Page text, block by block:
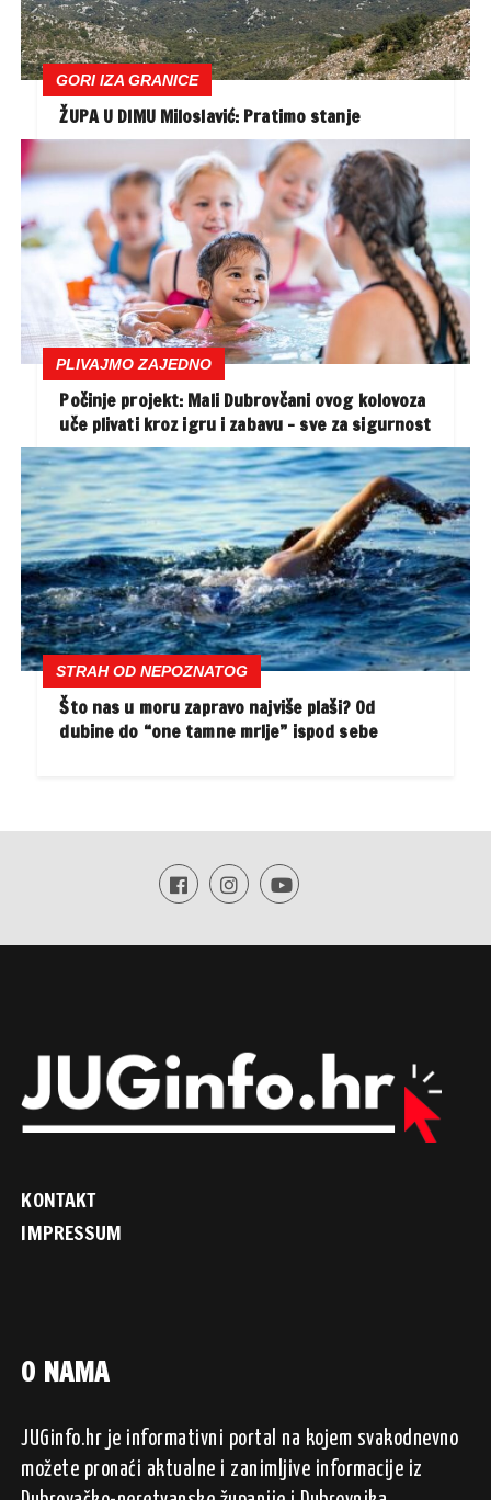
GORI IZA GRANICE
ŽUPA U DIMU Miloslavić: Pratimo stanje
PLIVAJMO ZAJEDNO
Počinje projekt: Mali Dubrovčani ovog kolovoza
uče plivati kroz igru i zabavu – sve za sigurnost
STRAH OD NEPOZNATOG
Što nas u moru zapravo najviše plaši? Od
dubine do “one tamne mrlje” ispod sebe
KONTAKT
IMPRESSUM
O NAMA
JUGinfo.hr je informativni portal na kojem svakodnevno
možete pronaći aktualne i zanimljive informacije iz